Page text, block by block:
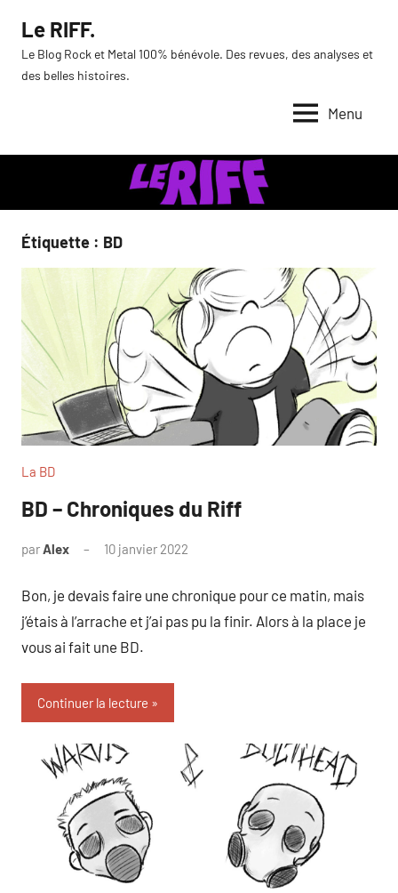
contenu
Le RIFF.
Le Blog Rock et Metal 100% bénévole. Des revues, des analyses et
des belles histoires.
Menu
Étiquette : BD
La BD
BD – Chroniques du Riff
parAlex 10 janvier 2022
Bon, je devais faire une chronique pour ce matin, mais
j’étais à l’arrache et j’ai pas pu la finir. Alors à la place je
vous ai fait une BD.
Continuer la lecture